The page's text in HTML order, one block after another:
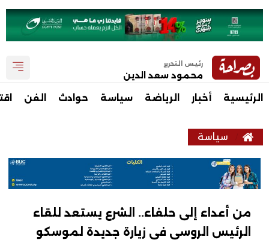
رئيس التحرير
محمود سعد الدين
الرئيسية أخبار الرياضة سياسة حوادث الفن
سياسة
من أعداء إلى حلفاء.. الشرع يستعد للقاء
الرئيس الروسي في زيارة جديدة لموسكو